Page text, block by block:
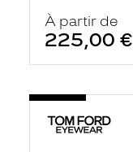
À partir de
225,00 €